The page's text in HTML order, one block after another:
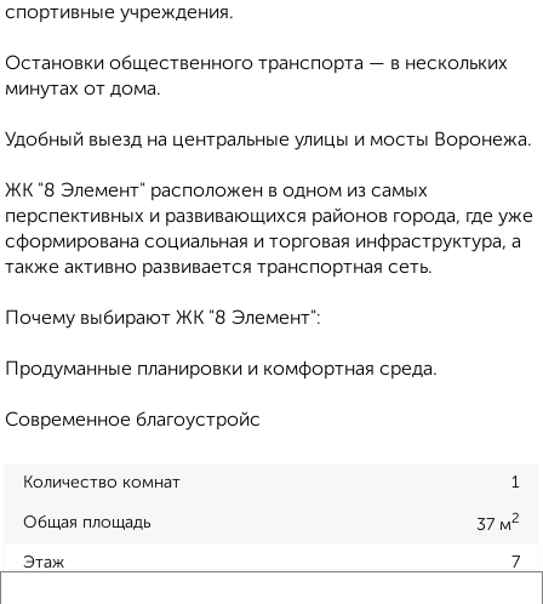
спортивные учреждения.
Остановки общественного транспорта — в нескольких
минутах от дома.
Удобный выезд на центральные улицы и мосты Воронежа.
ЖК "8 Элемент" расположен в одном из самых
перспективных и развивающихся районов города, где уже
сформирована социальная и торговая инфраструктура, а
также активно развивается транспортная сеть.
Почему выбирают ЖК "8 Элемент":
Продуманные планировки и комфортная среда.
Современное благоустройс
Количество комнат 1
Общая площадь 37 м2
Этаж 7